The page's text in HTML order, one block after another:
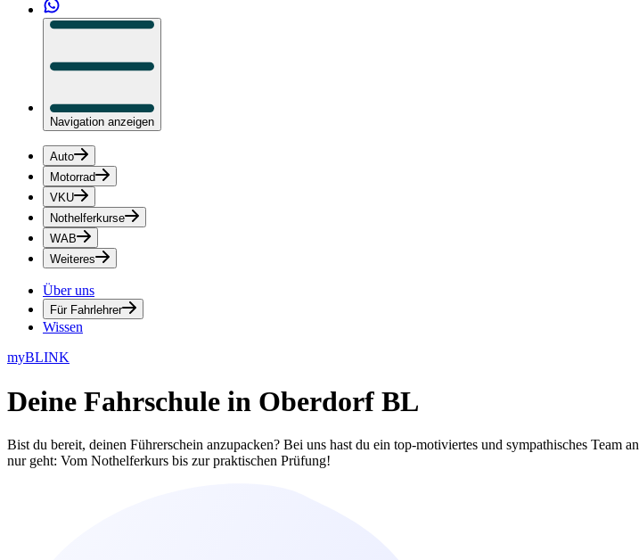
Navigation anzeigen
Auto
Motorrad
VKU
Nothelferkurse
WAB
Weiteres
Über uns
Für Fahrlehrer
Wissen
myBLINK
Deine Fahrschule in Oberdorf BL
Bist du bereit, deinen Führerschein anzupacken? Bei uns hast du ein top-motiviertes und sympathisches Team
nur geht: Vom Nothelferkurs bis zur praktischen Prüfung!